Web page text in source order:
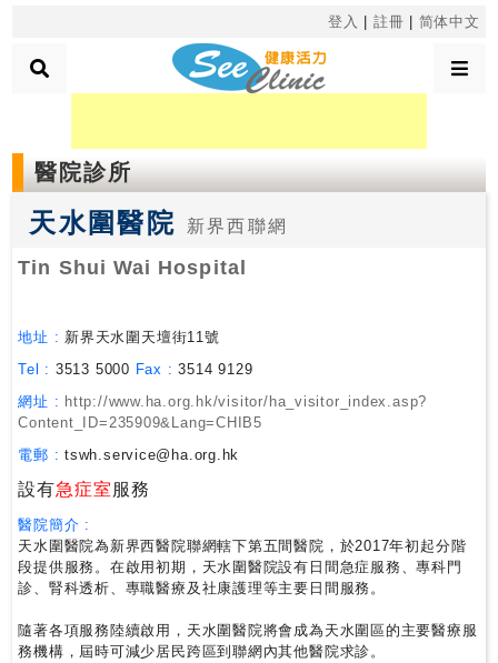
登入 註冊 简体中文
所
類
診
所
區
搜
24
小
時
應
×
醫院診所
天水圍醫院 新界西聯網
Tin Shui Wai Hospital
地址 : 新界天水圍天壇街11號
Tel : 3513 5000 Fax : 3514 9129
網址 : http://www.ha.org.hk/visitor/ha_visitor_index.asp?
Content_ID=235909&Lang=CHIB5
電郵 : tswh.service@ha.org.hk
設有急症室 服務
醫院簡介 :
天水圍醫院為新界西醫院聯網轄下第五間醫院，於2017年初起分階
段提供服務。在啟用初期，天水圍醫院設有日間急症服務、專科門
診、腎科透析、專職醫療及社康護理等主要日間服務。
隨著各項服務陸續啟用，天水圍醫院將會成為天水圍區的主要醫療服
務機構，屆時可減少居民跨區到聯網內其他醫院求診。